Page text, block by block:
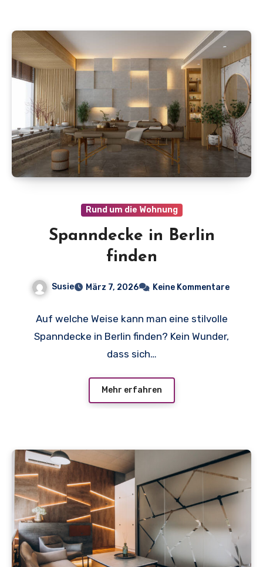
Rund um die Wohnung
Spanndecke in Berlin
finden
Susie März 7, 2026 Keine Kommentare
Auf welche Weise kann man eine stilvolle
Spanndecke in Berlin finden? Kein Wunder,
dass sich…
Mehr erfahren